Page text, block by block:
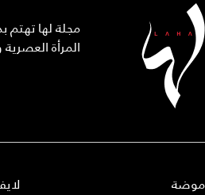
مجلة لها تهتم
المرأة
موضة